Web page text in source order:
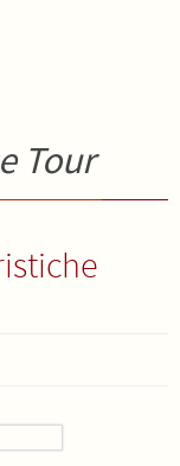
Tour